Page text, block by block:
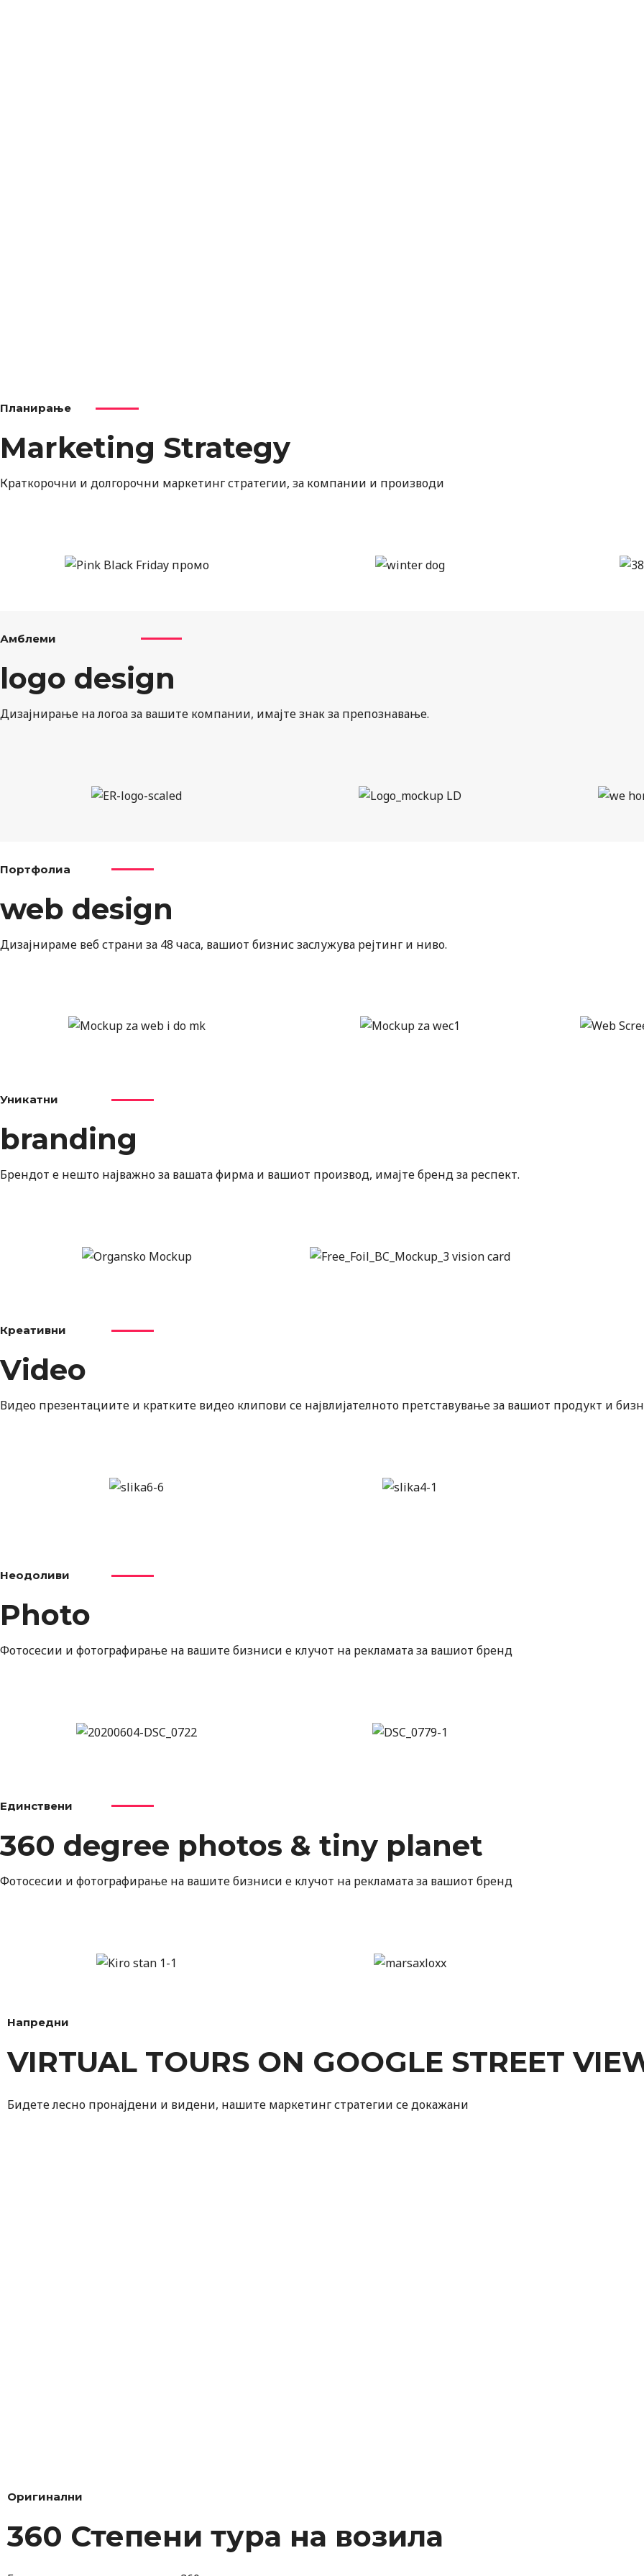
Планирање
Marketing Strategy
Краткорочни и долгорочни маркетинг стратегии, за компании и производи
Амблеми
logo design
Дизајнирање на логоа за вашите компании, имајте знак за препознавање.
Портфолиа
web design
Дизајнираме веб страни за 48 часа, вашиот бизнис заслужува рејтинг и ниво.
Уникатни
branding
Брендот е нешто најважно за вашата фирма и вашиот производ, имајте бренд за респект.
Креативни
Video
Видео презентациите и кратките видео клипови се највлијателното претставување за вашиот продукт и
Неодоливи
Photo
Фотосесии и фотографирање на вашите бизниси е клучот на рекламата за вашиот бренд
Единствени
360 degree photos & tiny planet
Фотосесии и фотографирање на вашите бизниси е клучот на рекламата за вашиот бренд
Напредни
VIRTUAL TOURS ON GOOGLE STREET
Бидете лесно пронајдени и видени, нашите маркетинг стратегии се докажани
Оригинални
360 Степени тура на возила